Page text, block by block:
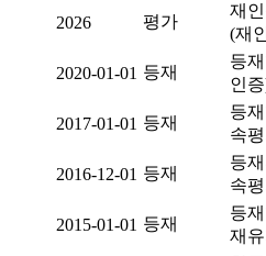
2026 평가
재
(재
2020-01-01 등재
등
인
2017-01-01 등재
등
속
2016-12-01 등재
등
속
2015-01-01 등재
등
재